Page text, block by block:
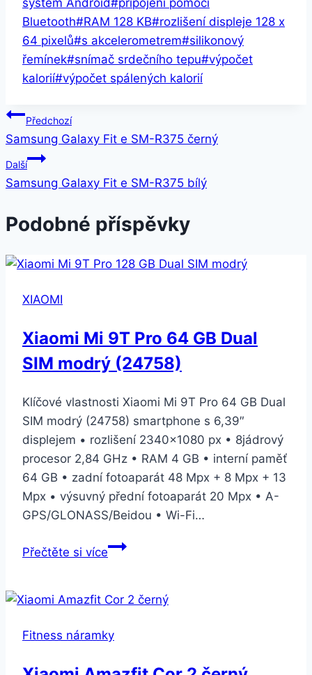
systém Android#připojení pomocí
Bluetooth#RAM 128 KB#rozlišení displeje 128 x
64 pixelů#s akcelerometrem#silikonový
řemínek#snímač srdečního tepu#výpočet
kalorií#výpočet spálených kalorií
Navigace
pro
příspěvek
Předchozí
Samsung Galaxy Fit e SM-R375 černý
Další
Samsung Galaxy Fit e SM-R375 bílý
Podobné příspěvky
XIAOMI
Xiaomi Mi 9T Pro 64 GB Dual
SIM modrý (24758)
Klíčové vlastnosti Xiaomi Mi 9T Pro 64 GB Dual
SIM modrý (24758) smartphone s 6,39″
displejem • rozlišení 2340×1080 px • 8jádrový
procesor 2,84 GHz • RAM 4 GB • interní paměť
64 GB • zadní fotoaparát 48 Mpx + 8 Mpx + 13
Mpx • výsuvný přední fotoaparát 20 Mpx • A-
GPS/GLONASS/Beidou • Wi-Fi…
Přečtěte si víceXiaomi
Pro
GB
Fitness náramky